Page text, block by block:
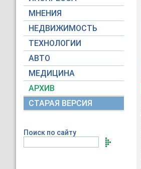
МНЕНИЯ
НЕДВИЖИМОСТЬ
ТЕХНОЛОГИИ
АВТО
МЕДИЦИНА
АРХИВ
СТАРАЯ ВЕРСИЯ
Поиск по сайту